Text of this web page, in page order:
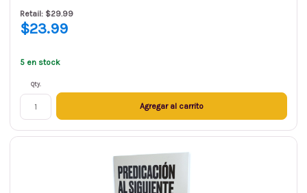
Retail: $29.99
$23.99
5 en stock
Qty.
Agregar al carrito